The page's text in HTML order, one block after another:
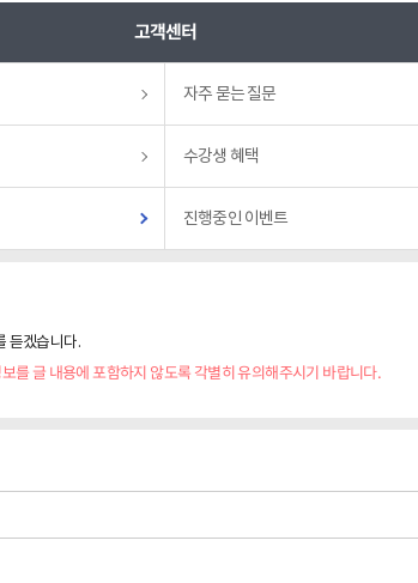
고객센터
자주 묻는 질문
수강생 혜택
진행중인 이벤트
듣겠습니다.
를 글 내용에 포함하지 않도록 각별히 유의해주시기 바랍니다.